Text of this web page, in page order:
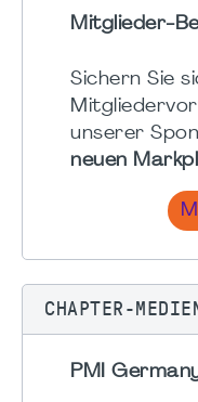
Mitglieder-
Sichern Sie
unserer
neuen
CHAPTER-
PMI